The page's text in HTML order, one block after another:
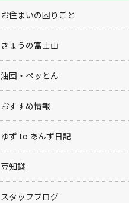
お住まいの困りごと
きょうの富士山
油団・ペッとん
おすすめ情報
ゆず to あんず日記
豆知識
スタッフブログ